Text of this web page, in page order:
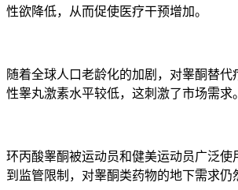
性欲降低，从而促使医疗干预增加。
随着全球人口老龄化的加剧，对睾酮替
性睾丸激素水平较低，这刺激了市场需求。
环丙酸睾酮被运动员和健美运动员广泛
到监管限制，对睾酮类药物的地下需求仍